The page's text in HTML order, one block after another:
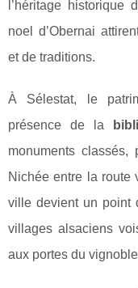
l’héritage
noel d’Obernai
et de traditions.
À Sélestat, le
présence de la
monuments classés,
Nichée entre la route
ville devient un point
villages alsaciens
aux portes du